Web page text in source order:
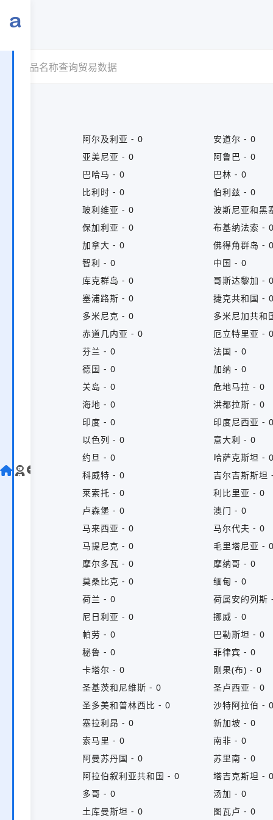
阿尔及利亚 - 0
安道尔 - 0
亚美尼亚 - 0
阿鲁巴 - 0
巴哈马 - 0
巴林 - 0
比利时 - 0
伯利兹 - 0
玻利维亚 - 0
波斯尼亚和黑
保加利亚 - 0
布基纳法索 -
加拿大 - 0
佛得角群岛 -
智利 - 0
中国 - 0
库克群岛 - 0
哥斯达黎加 -
塞浦路斯 - 0
捷克共和国 -
多米尼克 - 0
多米尼加共和
赤道几内亚 - 0
厄立特里亚 -
芬兰 - 0
法国 - 0
德国 - 0
加纳 - 0
关岛 - 0
危地马拉 - 0
海地 - 0
洪都拉斯 - 0
印度 - 0
印度尼西亚 -
以色列 - 0
意大利 - 0
约旦 - 0
哈萨克斯坦 -
科威特 - 0
吉尔吉斯斯坦
莱索托 - 0
利比里亚 - 0
卢森堡 - 0
澳门 - 0
马来西亚 - 0
马尔代夫 - 0
马提尼克 - 0
毛里塔尼亚 -
摩尔多瓦 - 0
摩纳哥 - 0
莫桑比克 - 0
缅甸 - 0
荷兰 - 0
荷属安的列斯
尼日利亚 - 0
挪威 - 0
帕劳 - 0
巴勒斯坦 - 0
秘鲁 - 0
菲律宾 - 0
卡塔尔 - 0
刚果(布) - 0
圣基茨和尼维斯 - 0
圣卢西亚 - 0
圣多美和普林西比 - 0
沙特阿拉伯 -
塞拉利昂 - 0
新加坡 - 0
索马里 - 0
南非 - 0
阿曼苏丹国 - 0
苏里南 - 0
阿拉伯叙利亚共和国 - 0
塔吉克斯坦 -
多哥 - 0
汤加 - 0
土库曼斯坦 - 0
图瓦卢 - 0